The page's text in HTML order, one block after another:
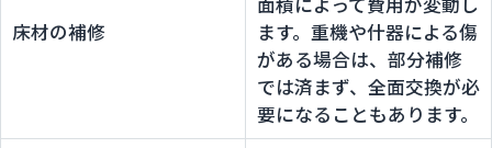
床材の補修
ます。重機や什器による傷
がある場合は、部分補修
では済まず、全面交換が必
要になることもあります。